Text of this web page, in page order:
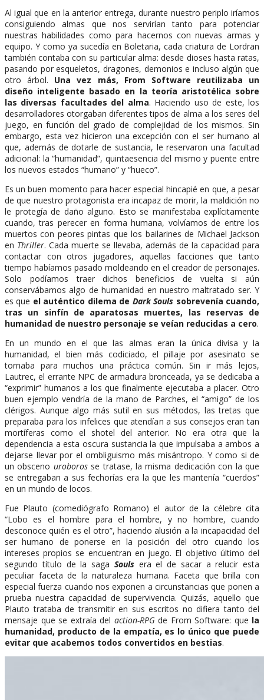
Al igual que en la anterior entrega, durante nuestro periplo iríamos
consiguiendo almas que nos servirían tanto para potenciar
nuestras habilidades como para hacernos con nuevas armas y
equipo. Y como ya sucedía en Boletaria, cada criatura de Lordran
también contaba con su particular alma: desde dioses hasta ratas,
pasando por esqueletos, dragones, demonios e incluso algún que
otro árbol. Una vez más, From Software reutilizaba un
diseño inteligente basado en la teoría aristotélica sobre
las diversas facultades del alma. Haciendo uso de este, los
desarrolladores otorgaban diferentes tipos de alma a los seres del
juego, en función del grado de complejidad de los mismos. Sin
embargo, esta vez hicieron una excepción con el ser humano al
que, además de dotarle de sustancia, le reservaron una facultad
adicional: la “humanidad”, quintaesencia del mismo y puente entre
los nuevos estados “humano” y “hueco”.
Es un buen momento para hacer especial hincapié en que, a pesar
de que nuestro protagonista era incapaz de morir, la maldición no
le protegía de daño alguno. Esto se manifestaba explícitamente
cuando, tras perecer en forma humana, volvíamos de entre los
muertos con peores pintas que los bailarines de Michael Jackson
en Thriller. Cada muerte se llevaba, además de la capacidad para
contactar con otros jugadores, aquellas facciones que tanto
tiempo habíamos pasado moldeando en el creador de personajes.
Solo podíamos traer dichos beneficios de vuelta si aún
conservábamos algo de humanidad en nuestro maltratado ser. Y
es que el auténtico dilema de Dark Souls sobrevenía cuando,
tras un sinfín de aparatosas muertes, las reservas de
humanidad de nuestro personaje se veían reducidas a cero.
En un mundo en el que las almas eran la única divisa y la
humanidad, el bien más codiciado, el pillaje por asesinato se
tornaba para muchos una práctica común. Sin ir más lejos,
Lautrec, el errante NPC de armadura bronceada, ya se dedicaba a
“exprimir” humanos a los que finalmente ejecutaba a placer. Otro
buen ejemplo vendría de la mano de Parches, el “amigo” de los
clérigos. Aunque algo más sutil en sus métodos, las tretas que
preparaba para los infelices que atendían a sus consejos eran tan
mortíferas como el shotel del anterior. No era otra que la
dependencia a esta oscura sustancia la que impulsaba a ambos a
dejarse llevar por el ombliguismo más misántropo. Y como si de
un obsceno uroborosse tratase, la misma dedicación con la que
se entregaban a sus fechorías era la que les mantenía “cuerdos”
en un mundo de locos.
Fue Plauto (comediógrafo Romano) el autor de la célebre cita
“Lobo es el hombre para el hombre, y no hombre, cuando
desconoce quién es el otro”, haciendo alusión a la incapacidad del
ser humano de ponerse en la posición del otro cuando los
intereses propios se encuentran en juego. El objetivo último del
segundo título de la saga Souls era el de sacar a relucir esta
peculiar faceta de la naturaleza humana. Faceta que brilla con
especial fuerza cuando nos exponen a circunstancias que ponen a
prueba nuestra capacidad de supervivencia. Quizás, aquello que
Plauto trataba de transmitir en sus escritos no difiera tanto del
mensaje que se extraía del action-RPG de From Software: que la
humanidad, producto de la empatía, es lo único que puede
evitar que acabemos todos convertidos en bestias.